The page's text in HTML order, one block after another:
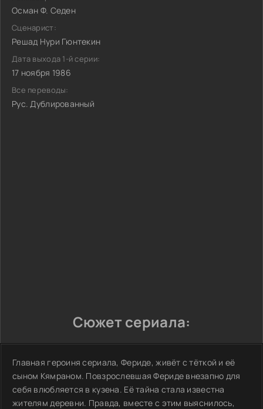
Осман Ф. Седен
Сценарист:
Решад Нури Гюнтекин
Дата выхода 1-й серии:
17 ноября 1986
Все переводы:
Рус. Дублированный
Сюжет сериала:
Главная героиня сериала, Фериде, живёт с тёткой и её
сыном Кямраном. Повзрослевшая Фериде внезапно для
себя влюбляется в кузена. Её тайна стала известна
жителям деревни. Правда, вместе с этим выяснилось,